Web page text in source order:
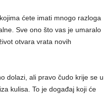
ćete imati mnogo razloga
Sve ono što vas je umaralo
otvara vrata novih
dolazi, ali pravo čudo krije se u
kulisa. To je događaj koji će